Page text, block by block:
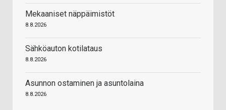
Mekaaniset näppäimistöt
8.8.2026
Sähköauton kotilataus
8.8.2026
Asunnon ostaminen ja asuntolaina
8.8.2026